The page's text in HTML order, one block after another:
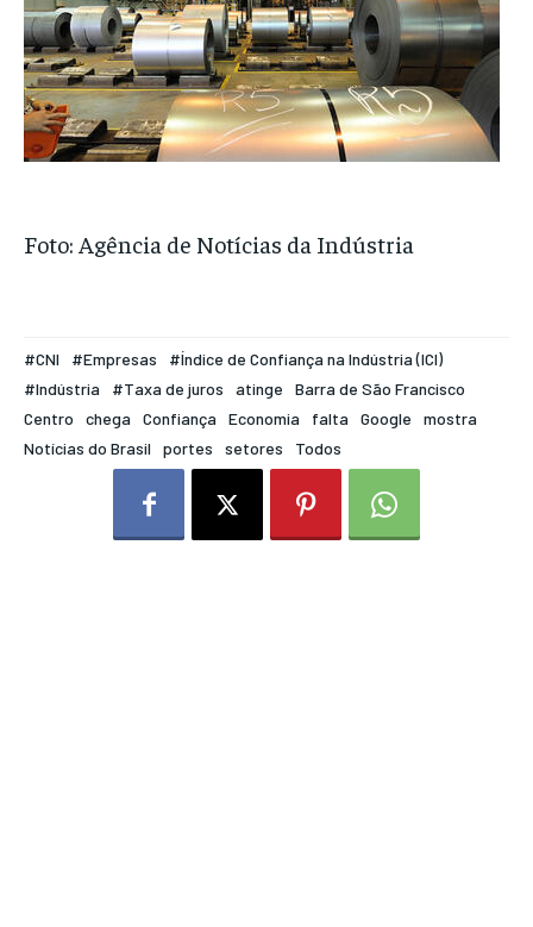
Foto: Agência de Notícias da Indústria
#CNI #Empresas
#Índice de Confiança na Indústria (ICI)
#Indústria
#Taxa de juros atinge
Barra de São Francisco
Centro
chega Confiança Economia falta Google
mostra
Notícias do Brasil
portes setores Todos